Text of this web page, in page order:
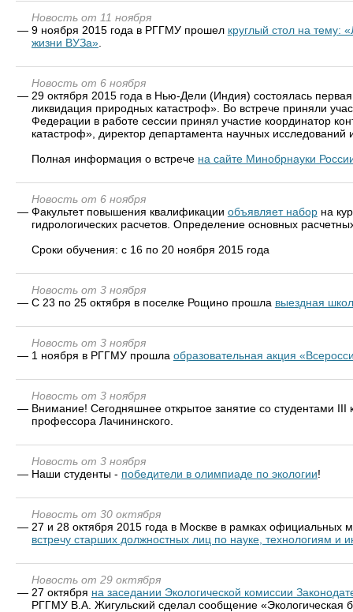
Новость от 11 ноября
— 9 ноября 2015 года в РГГМУ прошел круглый стол на тему:
жизни ВУЗа»
Новость от 6 ноября
— 29 октября 2015 года в Нью-Дели (Индия) состоялась
ликвидация природных катастроф». Во встрече приняли
Федерации в работе сессии принял участие координатор
катастроф», директор департамента научных исследований
Полная информация о встрече на сайте Минобрнауки
Новость от 6 ноября
— Факультет повышения квалификации объявляет наборна
гидрологических расчетов. Определение основных
Сроки обучения: с 16 по 20 ноября 2015 года
Новость от 3 ноября
— С 23 по 25 октября в поселке Рощино прошла выездная
Новость от 3 ноября
— 1 ноября в РГГМУ прошла образовательная акция
Новость от 3 ноября
— Внимание! Сегодняшнее открытое занятие со студентами III
профессора Лачининского.
Новость от 3 ноября
— Наши студенты - победители в олимпиаде по экологии!
Новость от 30 октября
— 27 и 28 октября 2015 года в Москве в рамках
встречу старших должностных лиц по науке, технологиям
Новость от 29 октября
— 27 октября на заседании Экологической комиссии
РГГМУ В.А. Жигульский сделал сообщение «Экологическая